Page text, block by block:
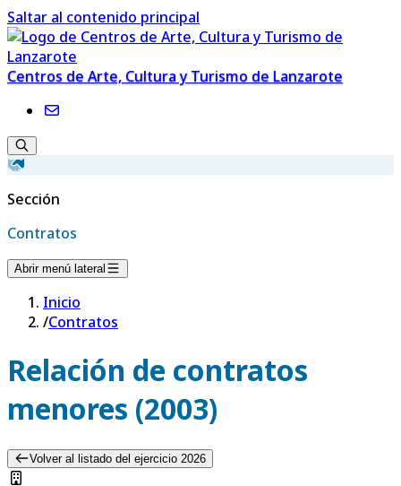
Saltar al contenido principal
Centros de Arte, Cultura y Turismo de Lanzarote
Sección
Contratos
Abrir menú lateral
Inicio
/Contratos
Relación de contratos
menores (2003)
Volver al listado del ejercicio 2026